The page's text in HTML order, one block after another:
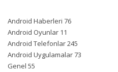
Android Haberleri 76
Android Oyunlar 11
Android Telefonlar245
Android Uygulamalar73
Genel 55